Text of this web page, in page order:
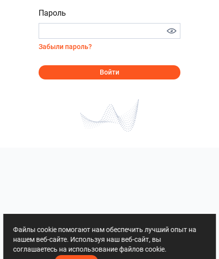
Пароль
Забыли пароль?
Войти
Файлы cookie помогают нам обеспечить лучший опыт на
нашем веб-сайте. Используя наш веб-сайт, вы
соглашаетесь на использование файлов cookie.